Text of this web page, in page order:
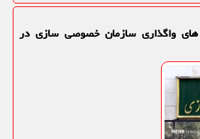
واگذاری سازمان خصوصی سازی در